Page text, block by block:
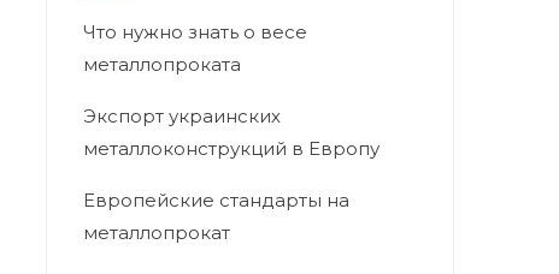
Что нужно знать о весе
металлопроката
Экспорт украинских
металлоконструкций в Европу
Европейские стандарты на
металлопрокат